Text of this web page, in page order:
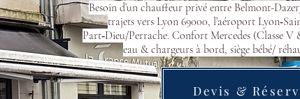
Besoin d’un chauffeur privé entre Belmont-
trajets vers Lyon 69000, l’aéroport
Part‑Dieu/Perrache. Confort Mercedes (Classe V
eau & chargeurs à bord, siège bébé/
Devis &